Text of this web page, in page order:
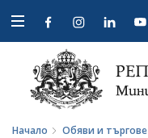
Open
navigation
Начало Обяви и търгове